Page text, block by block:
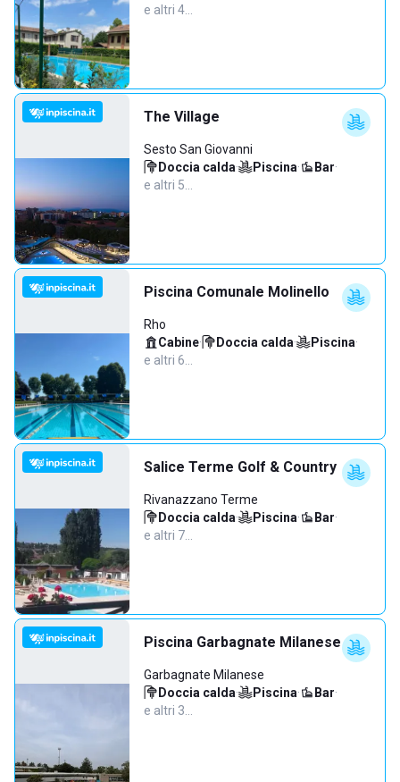
e altri 4…
The Village
Sesto San Giovanni
Doccia calda· Piscina· Bar·
e altri 5…
Piscina Comunale Molinello
Rho
Cabine· Doccia calda· Piscina·
e altri 6…
Salice Terme Golf & Country
Rivanazzano Terme
Doccia calda· Piscina· Bar·
e altri 7…
Piscina Garbagnate Milanese
Garbagnate Milanese
Doccia calda· Piscina· Bar·
e altri 3…